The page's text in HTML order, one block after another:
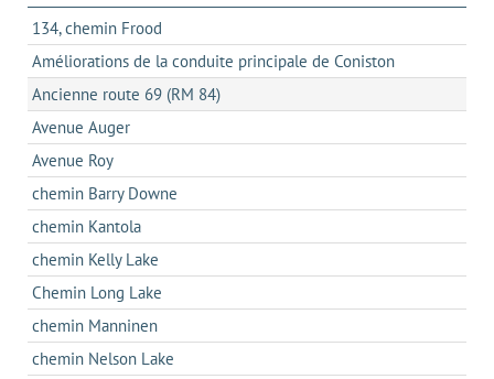
134, chemin Frood
Améliorations de la conduite principale de Coniston
Ancienne route 69 (RM 84)
Avenue Auger
Avenue Roy
chemin Barry Downe
chemin Kantola
chemin Kelly Lake
Chemin Long Lake
chemin Manninen
chemin Nelson Lake